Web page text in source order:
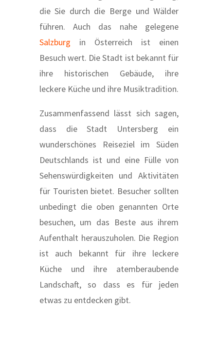
die Sie durch die Berge und Wälder
führen. Auch das nahe gelegene
Salzburg in Österreich ist einen
Besuch wert. Die Stadt ist bekannt für
ihre historischen Gebäude, ihre
leckere Küche und ihre Musiktradition.
Zusammenfassend lässt sich sagen,
dass die Stadt Untersberg ein
wunderschönes Reiseziel im Süden
Deutschlands ist und eine Fülle von
Sehenswürdigkeiten und Aktivitäten
für Touristen bietet. Besucher sollten
unbedingt die oben genannten Orte
besuchen, um das Beste aus ihrem
Aufenthalt herauszuholen. Die Region
ist auch bekannt für ihre leckere
Küche und ihre atemberaubende
Landschaft, so dass es für jeden
etwas zu entdecken gibt.